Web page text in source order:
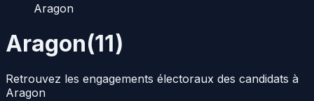
Aragon
Aragon(11)
Retrouvez les engagements électoraux des candidats à
Aragon